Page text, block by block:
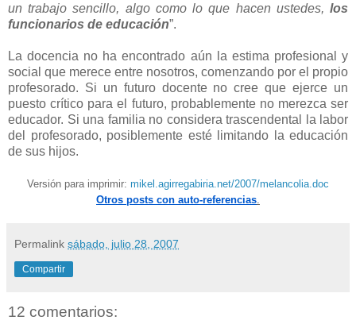
un trabajo sencillo, algo como lo que hacen ustedes, los
funcionarios de educación”.
La docencia no ha encontrado aún la estima profesional y
social que merece entre nosotros, comenzando por el propio
profesorado. Si un futuro docente no cree que ejerce un
puesto crítico para el futuro, probablemente no merezca ser
educador. Si una familia no considera trascendental la labor
del profesorado, posiblemente esté limitando la educación
de sus hijos.
Versión para imprimir: mikel.agirregabiria.net/2007/melancolia.doc
Otros posts con auto-referencias
Permalink sábado, julio 28, 2007
Compartir
12 comentarios: